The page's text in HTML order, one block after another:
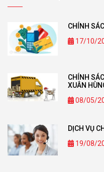
CHÍNH
17/10/
CHÍNH
XUÂN
08/05/
DỊCH VỤ
19/08/